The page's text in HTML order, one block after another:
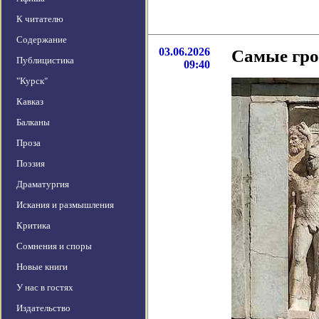
К читателю
Содержание
Публицистика
"Курск"
Кавказ
Балканы
Проза
Поэзия
Драматургия
Искания и размышления
Критика
Сомнения и споры
Новые книги
У нас в гостях
Издательство
03.06.2026
09:40
Самые